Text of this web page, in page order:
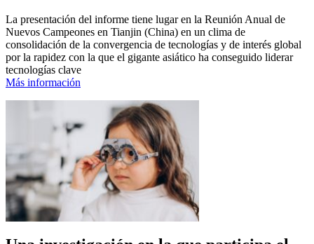
La presentación del informe tiene lugar en la Reunión Anual de
Nuevos Campeones en Tianjin (China) en un clima de
consolidación de la convergencia de tecnologías y de interés global
por la rapidez con la que el gigante asiático ha conseguido liderar
tecnologías clave
Más información